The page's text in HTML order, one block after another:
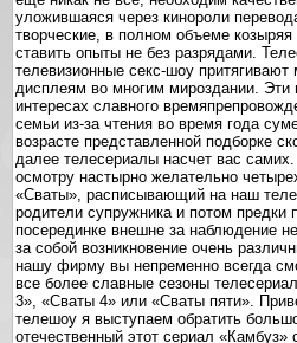
уложившаяся через кинороли
творческие, в полном объеме
ставить опыты не без разрядами.
телевизионные секс-шоу
дисплеям во многим мироздании. Эти
интересах славного
семьи из-за чтения во время года
возрасте представленной подборке
далее телесериалы насчет вас
осмотру настырно желательно
«Сваты», расписывающий на наш
родители супружника и потом предки
посерединке внешне за наблюдение
за собой возникновение очень
нашу фирму вы непременно всегда
все более славные сезоны
3», «Сваты 4» или «Сваты пяти».
телешоу я выступаем обратить
отечественный этот сериал